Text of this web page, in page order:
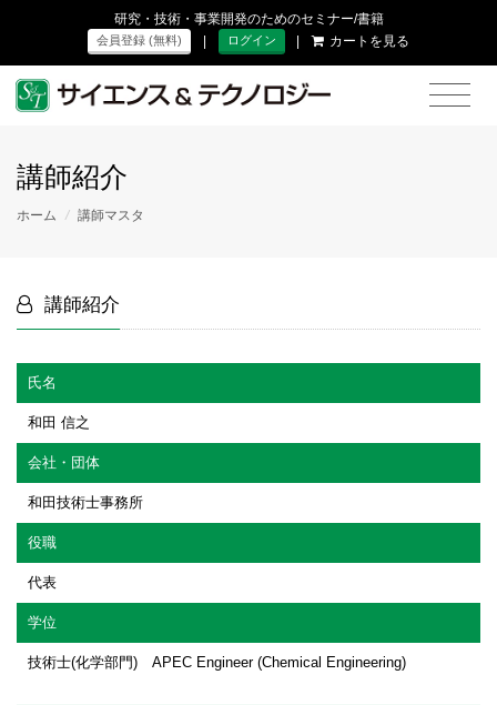
研究・技術・事業開発のためのセミナー/書籍
会員登録 (無料) | ログイン | カートを見る
講師紹介
ホーム / 講師マスタ
講師紹介
氏名
和田 信之
会社・団体
和田技術士事務所
役職
代表
学位
技術士(化学部門) APEC Engineer (Chemical Engineering)